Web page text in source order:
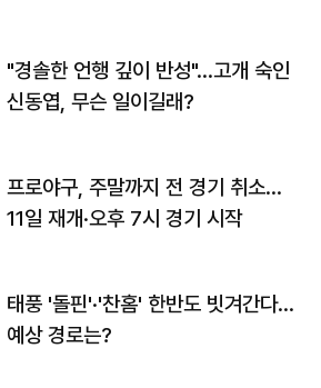
"경솔한 언행 깊이 반성"…고개 숙인
신동엽, 무슨 일이길래?
프로야구, 주말까지 전 경기 취소…
11일 재개·오후 7시 경기 시작
태풍 '돌핀'·'찬홈' 한반도 빗겨간다…
예상 경로는?